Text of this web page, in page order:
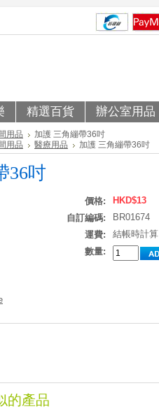
精選百貨 辦公室用品
用品
加護 三角繃帶36吋
用品 醫療用品 加護 三角繃帶36吋
36吋
價格:
HKD$13
自訂編碼:
BR01674
運費:
結帳時計算
數量:
的產品